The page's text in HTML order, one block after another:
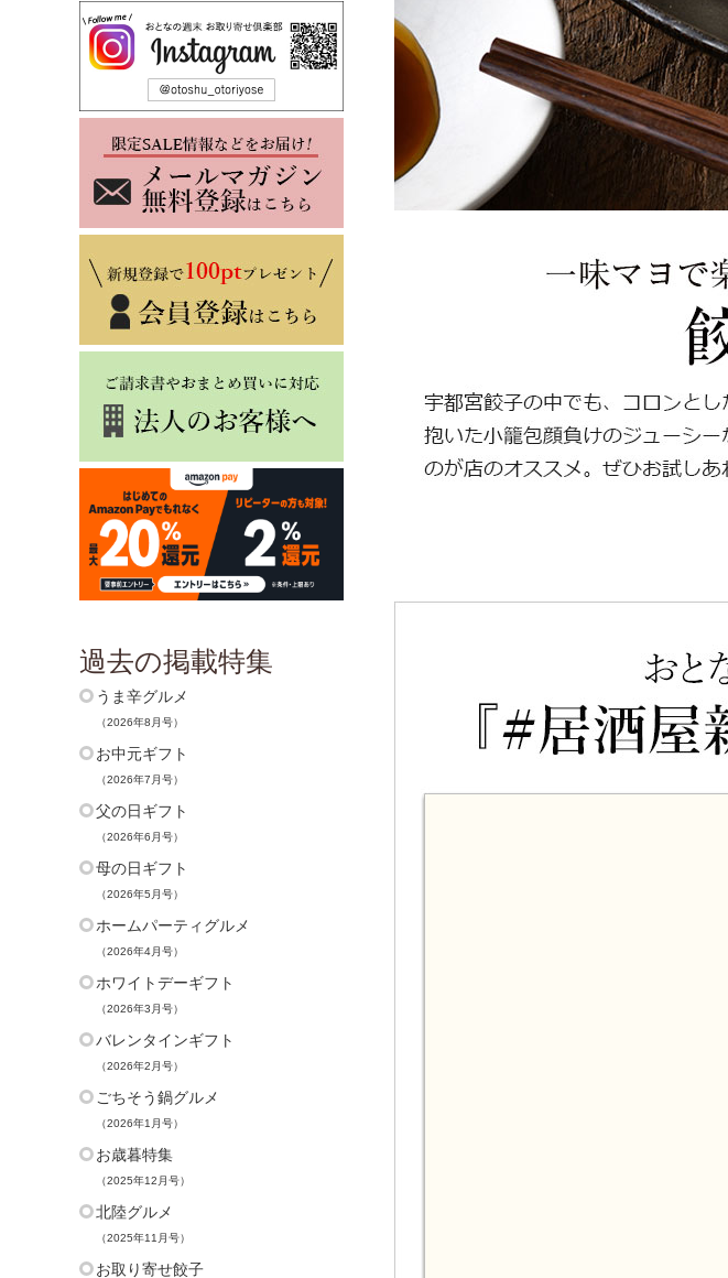
過去の掲載特集
うま辛グルメ
（2026年8月号）
お中元ギフト
（2026年7月号）
父の日ギフト
（2026年6月号）
母の日ギフト
（2026年5月号）
ホームパーティグルメ
（2026年4月号）
ホワイトデーギフト
（2026年3月号）
バレンタインギフト
（2026年2月号）
ごちそう鍋グルメ
（2026年1月号）
お歳暮特集
（2025年12月号）
北陸グルメ
（2025年11月号）
お取り寄せ餃子